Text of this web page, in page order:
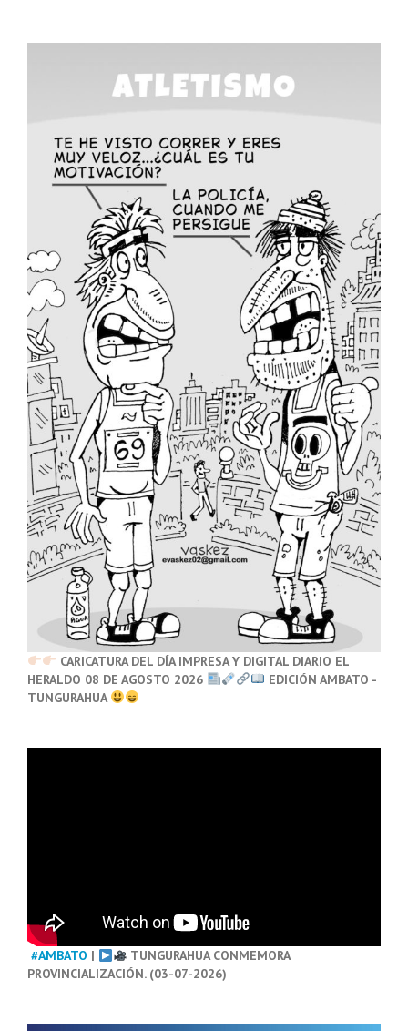
CARICATURA DEL DÍA IMPRESA Y DIGITAL DIARIO EL
HERALDO 08 DE AGOSTO 2026
EDICIÓN AMBATO -
TUNGURAHUA
#AMBATO |
TUNGURAHUA CONMEMORA
PROVINCIALIZACIÓN. (03-07-2026)